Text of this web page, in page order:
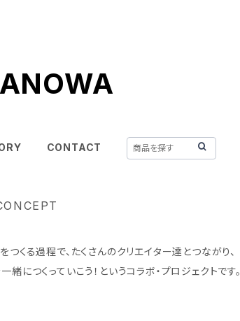
CONTACT
つくる過程で、たくさんのクリエイター達とつながり、
につくっていこう！というコラボ・プロジェクトです。